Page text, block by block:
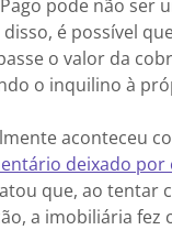
pode não ser
é possível
o valor da
o inquilino à
aconteceu
deixado por
que, ao tentar
a imobiliária fez